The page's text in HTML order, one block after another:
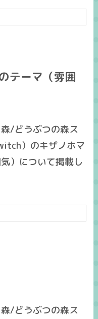
テーマ（雰囲
/どうぶつの森ス
）のキザノホマ
）について掲載し
/どうぶつの森ス